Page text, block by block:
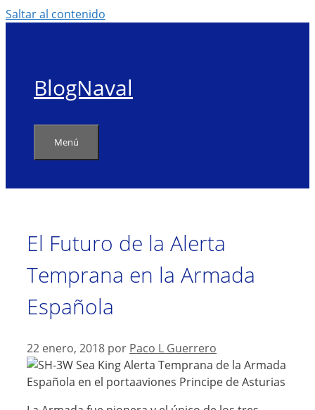
Saltar al contenido
BlogNaval
Menú
El Futuro de la Alerta
Temprana en la Armada
Española
22 enero, 2018 por Paco L Guerrero